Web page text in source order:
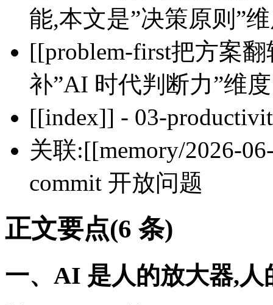
能,本文是”决策原则”
[[problem-first把方案
补”AI 时代判断力”维度
[[index]] - 03-
关联:[[memory/2026-
commit 开放问题
正文要点(6 条)
一、AI 是人的放大器,人